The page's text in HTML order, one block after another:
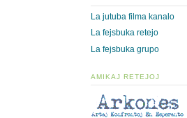
La jutuba filma kanalo
La fejsbuka retejo
La fejsbuka grupo
AMIKAJ RETEJOJ